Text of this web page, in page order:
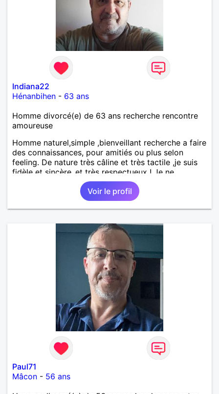
Indiana22
Hénanbihen - 63 ans
Homme divorcé(e) de 63 ans recherche rencontre
amoureuse
Homme naturel,simple ,bienveillant recherche a faire
des connaissances, pour amitiés ou plus selon
feeling. De nature très câline et très tactile ,je suis
fidèle et sincère.,et très respectueux ! Je ne
supporte pas le mensonge.Rien ne vaut une vraie
rencontre,pour échanger en toute simplicité,j'ai du
mal à prolonger des échanges virtuels Je suis plutôt
attiré par des femmes ayant la cinquantaine ,belles
naturellement ,sans fards ,ni excès A vous de jouer
Voir le profil
Paul71
Mâcon - 56 ans